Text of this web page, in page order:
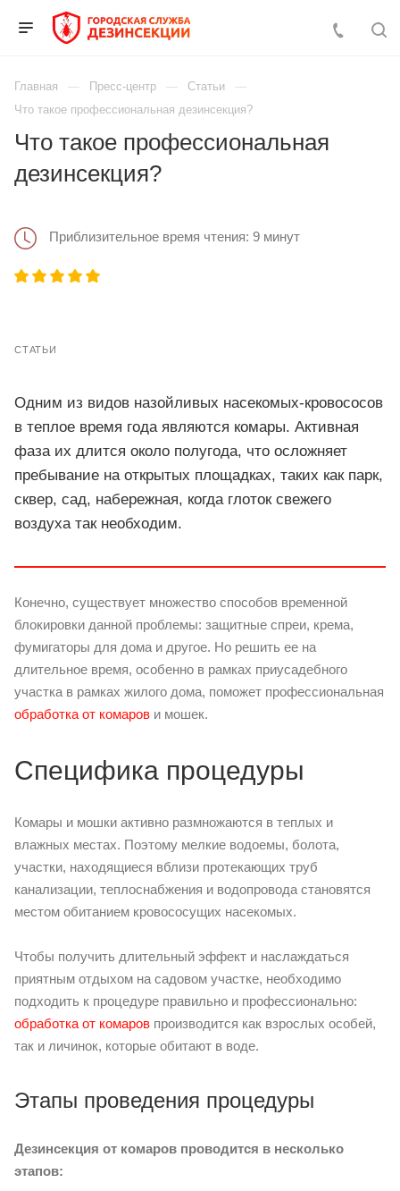
Главная Пресс-центр
Статьи
Что такое профессиональная дезинсекция?
Что такое профессиональная
дезинсекция?
Приблизительное время чтения: 9 минут
СТАТЬИ
Одним из видов назойливых насекомых-кровососов
в теплое время года являются комары. Активная
фаза их длится около полугода, что осложняет
пребывание на открытых площадках, таких как парк,
сквер, сад, набережная, когда глоток свежего
воздуха так необходим.
Конечно, существует множество способов временной
блокировки данной проблемы: защитные спреи, крема,
фумигаторы для дома и другое. Но решить ее на
длительное время, особенно в рамках приусадебного
участка в рамках жилого дома, поможет профессиональная
обработка от комаров и мошек.
Специфика процедуры
Комары и мошки активно размножаются в теплых и
влажных местах. Поэтому мелкие водоемы, болота,
участки, находящиеся вблизи протекающих труб
канализации, теплоснабжения и водопровода становятся
местом обитанием кровососущих насекомых.
Чтобы получить длительный эффект и наслаждаться
приятным отдыхом на садовом участке, необходимо
подходить к процедуре правильно и профессионально:
обработка от комаров производится как взрослых особей,
так и личинок, которые обитают в воде.
Этапы проведения процедуры
Дезинсекция от комаров проводится в несколько
этапов: